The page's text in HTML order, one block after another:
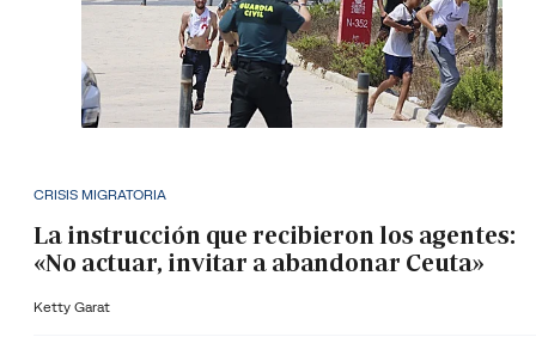
CRISIS MIGRATORIA
La instrucción que recibieron los agentes:
«No actuar, invitar a abandonar Ceuta»
Ketty Garat